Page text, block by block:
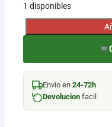
1 disponibles
TUMBONA
CORFOU
NEGRO
cantidadEnvio en 24-72h
Devolucionfacil